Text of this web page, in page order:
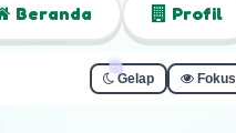
Beranda Profil
Gelap Fokus